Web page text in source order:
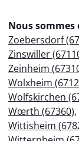
Nous
Zoebersdorf
Zinswiller
Zeinheim
Wolxheim
Wolfskirchen
Wœrth (67360),
Wittisheim